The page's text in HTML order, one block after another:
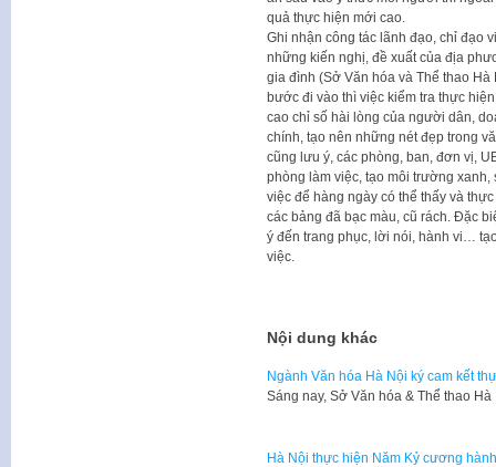
quả thực hiện mới cao.
Ghi nhận công tác lãnh đạo, chỉ đạo
những kiến nghị, đề xuất của địa
gia đình (Sở Văn hóa và Thể thao
bước đi vào thì việc kiểm tra thực
cao chỉ số hài lòng của người dân,
chính, tạo nên những nét đẹp trong
cũng lưu ý, các phòng, ban, đơn vị,
phòng làm việc, tạo môi trường
việc để hàng ngày có thể thấy và
các bảng đã bạc màu, cũ rách. Đặc
ý đến trang phục, lời nói, hành vi…
việc.
Nội dung khác
Ngành Văn hóa Hà Nội ký cam kết
Sáng nay, Sở Văn hóa & Thể thao
Hà Nội thực hiện Năm Kỷ cương